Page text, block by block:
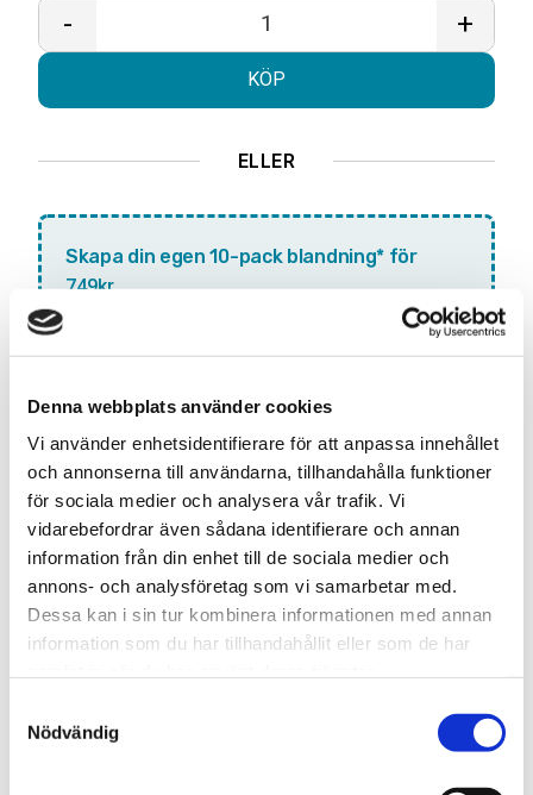
Denna webbplats använder cookies
Vi använder enhetsidentifierare för att anpassa innehållet
och annonserna till användarna, tillhandahålla funktioner
för sociala medier och analysera vår trafik. Vi
vidarebefordrar även sådana identifierare och annan
information från din enhet till de sociala medier och
annons- och analysföretag som vi samarbetar med.
Dessa kan i sin tur kombinera informationen med annan
information som du har tillhandahållit eller som de har
Nödvändig
+
-
KÖP
ELLER
Skapa din egen 10-pack blandning* för
749kr
Lägg till denna smak i din anpassade blandning. Välj 10
olika smaker och få dem för ett specialpris!
Antal:
LÄGG TILL VAPE I
BLANDNINGEN
Artikelnr
TSWSKU-27265-27443